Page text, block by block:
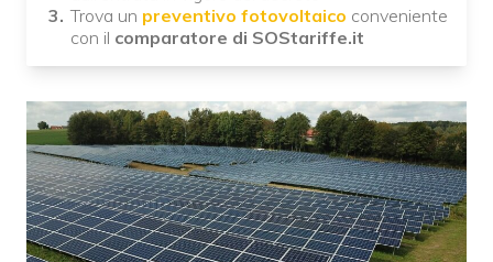
Trova un preventivo fotovoltaico conveniente
con il comparatore di SOStariffe.it